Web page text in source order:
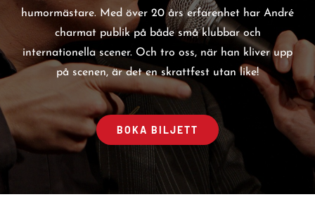
humormästare. Med över 20 års erfarenhet har André
charmat publik på både små klubbar och
internationella scener. Och tro oss, när han kliver upp
på scenen, är det en skrattfest utan like!
BOKA BILJETT